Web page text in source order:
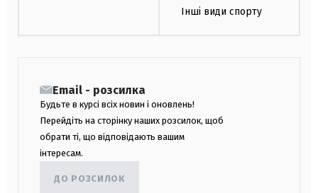
Інші види спорту
Email - розсилка
Будьте в курсі всіх новин і оновлень!
Перейдіть на сторінку наших розсилок, щоб
обрати ті, що відповідають вашим
інтересам.
ДО РОЗСИЛОК